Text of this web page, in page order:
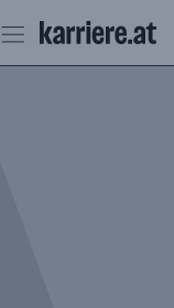
Seiteninhalt
springen